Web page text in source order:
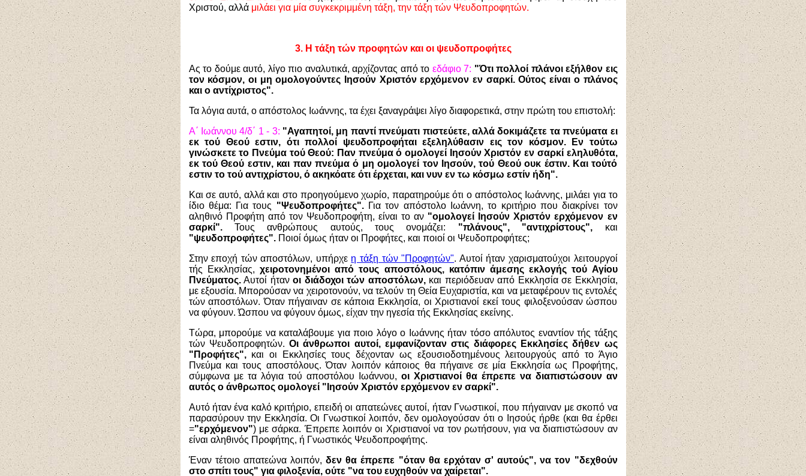
Χριστού, αλλά μιλάει για μία συγκεκριμμένη τάξη, την τάξη τών Ψευδοπροφητών.
3. Η τάξη τών προφητών και οι ψευδοπροφήτες
Ας το δούμε αυτό, λίγο πιο αναλυτικά, αρχίζοντας από το εδάφιο 7: "Ότι πολλοί πλάνοι εξήλθον εις
τον κόσμον, οι μη ομολογούντες Ιησούν Χριστόν ερχόμενον εν σαρκί. Ούτος είναι ο πλάνος
και ο αντίχριστος".
Τα λόγια αυτά, ο απόστολος Ιωάννης, τα έχει ξαναγράψει λίγο διαφορετικά, στην πρώτη του επιστολή:
Α΄ Ιωάννου 4/δ΄ 1 - 3: "Αγαπητοί, μη παντί πνεύματι πιστεύετε, αλλά δοκιμάζετε τα πνεύματα ει
εκ τού Θεού εστιν, ότι πολλοί ψευδοπροφήται εξεληλύθασιν εις τον κόσμον. Εν τούτω
γινώσκετε το Πνεύμα τού Θεού: Παν πνεύμα ό ομολογεί Ιησούν Χριστόν εν σαρκί εληλυθότα,
εκ τού Θεού εστιν, και παν πνεύμα ό μη ομολογεί τον Ιησούν, τού Θεού ουκ έστιν. Και τούτό
εστιν το τού αντιχρίστου, ό ακηκόατε ότι έρχεται, και νυν εν τω κόσμω εστίν ήδη".
Και σε αυτό, αλλά και στο προηγούμενο χωρίο, παρατηρούμε ότι ο απόστολος Ιωάννης, μιλάει για το
ίδιο θέμα: Για τους "Ψευδοπροφήτες".Για τον απόστολο Ιωάννη, το κριτήριο που διακρίνει τον
αληθινό Προφήτη από τον Ψευδοπροφήτη, είναι το αν "ομολογεί Ιησούν Χριστόν ερχόμενον εν
σαρκί".Τους ανθρώπους αυτούς, τους ονομάζει: "πλάνους", "αντιχρίστους", και
"ψευδοπροφήτες".Ποιοί όμως ήταν οι Προφήτες, και ποιοί οι Ψευδοπροφήτες;
Στην εποχή τών αποστόλων, υπήρχε η τάξη τών "Προφητών". Αυτοί ήταν χαρισματούχοι λειτουργοί
τής Εκκλησίας, χειροτονημένοι από τους αποστόλους, κατόπιν άμεσης εκλογής τού Αγίου
Πνεύματος.Αυτοί ήταν οι διάδοχοι τών αποστόλων, και περιόδευαν από Εκκλησία σε Εκκλησία,
με εξουσία. Μπορούσαν να χειροτονούν, να τελούν τη Θεία Ευχαριστία, και να μεταφέρουν τις εντολές
τών αποστόλων. Όταν πήγαιναν σε κάποια Εκκλησία, οι Χριστιανοί εκεί τους φιλοξενούσαν ώσπου
να φύγουν. Ώσπου να φύγουν όμως, είχαν την ηγεσία τής Εκκλησίας εκείνης.
Τώρα, μπορούμε να καταλάβουμε για ποιο λόγο ο Ιωάννης ήταν τόσο απόλυτος εναντίον τής τάξης
τών Ψευδοπροφητών.Οι άνθρωποι αυτοί, εμφανίζονταν στις διάφορες Εκκλησίες δήθεν ως
"Προφήτες", και οι Εκκλησίες τους δέχονταν ως εξουσιοδοτημένους λειτουργούς από το Άγιο
Πνεύμα και τους αποστόλους. Όταν λοιπόν κάποιος θα πήγαινε σε μία Εκκλησία ως Προφήτης,
σύμφωνα με τα λόγια τού αποστόλου Ιωάννου, οι Χριστιανοί θα έπρεπε να διαπιστώσουν αν
αυτός ο άνθρωπος ομολογεί "Ιησούν Χριστόν ερχόμενον εν σαρκί".
Αυτό ήταν ένα καλό κριτήριο, επειδή οι απατεώνες αυτοί, ήταν Γνωστικοί, που πήγαιναν με σκοπό να
παρασύρουν την Εκκλησία. Οι Γνωστικοί λοιπόν, δεν ομολογούσαν ότι ο Ιησούς ήρθε (και θα έρθει
="ερχόμενον") με σάρκα. Έπρεπε λοιπόν οι Χριστιανοί να τον ρωτήσουν, για να διαπιστώσουν αν
είναι αληθινός Προφήτης, ή Γνωστικός Ψευδοπροφήτης.
Έναν τέτοιο απατεώνα λοιπόν,δεν θα έπρεπε "όταν θα ερχόταν σ' αυτούς", να τον "δεχθούν
στο σπίτι τους" για φιλοξενία, ούτε "να του ευχηθούν να χαίρεται".